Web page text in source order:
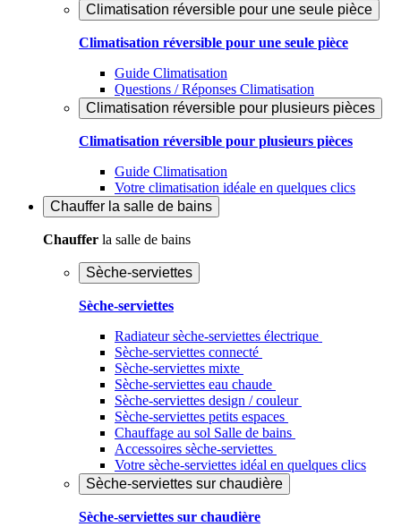
Climatisation réversible pour une seule pièce
Climatisation réversible pour une seule pièce
Guide Climatisation
Questions / Réponses Climatisation
Climatisation réversible pour plusieurs pièces
Climatisation réversible pour plusieurs pièces
Guide Climatisation
Votre climatisation idéale en quelques clics
Chauffer la salle de bains
Chauffer la salle de bains
Sèche-serviettes
Sèche-serviettes
Radiateur sèche-serviettes électrique
Sèche-serviettes connecté
Sèche-serviettes mixte
Sèche-serviettes eau chaude
Sèche-serviettes design / couleur
Sèche-serviettes petits espaces
Chauffage au sol Salle de bains
Accessoires sèche-serviettes
Votre sèche-serviettes idéal en quelques clics
Sèche-serviettes sur chaudière
Sèche-serviettes sur chaudière